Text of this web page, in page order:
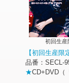
初回生産
【初回生産限
品番：SECL-
★CD+DVD（